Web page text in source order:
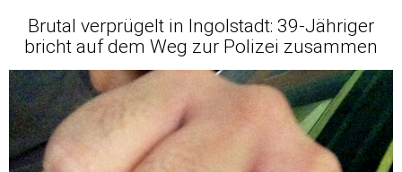
Brutal verprügelt in Ingolstadt: 39-Jähriger
bricht auf dem Weg zur Polizei zusammen